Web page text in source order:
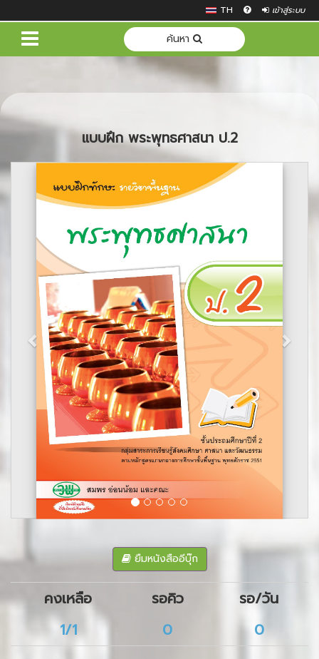
TH เข้าสู่ระบบ
ค้นหา
แบบฝึก พระพุทธศาสนา ป.2
Previous
ยืมหนังสืออีบุ๊ก
คงเหลือ รอคิว
รอ/วัน
1/1
0 0